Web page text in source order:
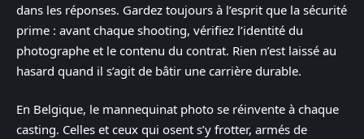
dans les réponses. Gardez toujours à l’esprit que la sécurité
prime : avant chaque shooting, vérifiez l’identité du
photographe et le contenu du contrat. Rien n’est laissé au
hasard quand il s’agit de bâtir une carrière durable.
En Belgique, le mannequinat photo se réinvente à chaque
casting. Celles et ceux qui osent s’y frotter, armés de